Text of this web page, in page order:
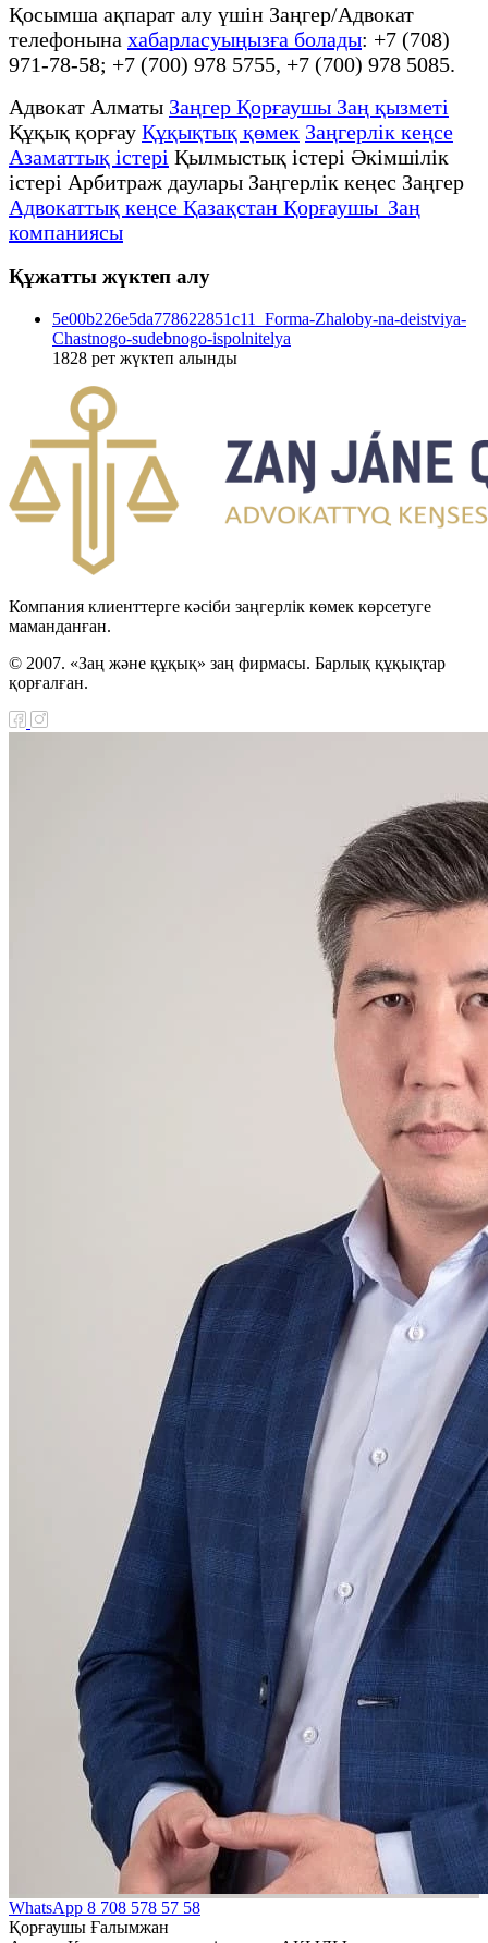
Қосымша ақпарат алу үшін Заңгер/Адвокат
телефонына хабарласуыңызға болады: +7 (708)
971-78-58; +7 (700) 978 5755, +7 (700) 978 5085.
Адвокат Алматы Заңгер Қорғаушы Заң қызметі
Құқық қорғау Құқықтық қөмек Заңгерлік кеңсе
Азаматтық істері Қылмыстық істері Әкімшілік
істері Арбитраж даулары Заңгерлік кеңес Заңгер
Адвокаттық кеңсе Қазақстан Қорғаушы Заң
компаниясы
Құжатты жүктеп алу
5e00b226e5da778622851c11_Forma-Zhaloby-na-deistviya-
Chastnogo-sudebnogo-ispolnitelya
1828 рет жүктеп алынды
Компания клиенттерге кәсіби заңгерлік көмек көрсетуге
маманданған.
© 2007. «Заң және құқық» заң фирмасы. Барлық құқықтар
қорғалған.
WhatsApp 8 708 578 57 58
Қорғаушы Ғалымжан